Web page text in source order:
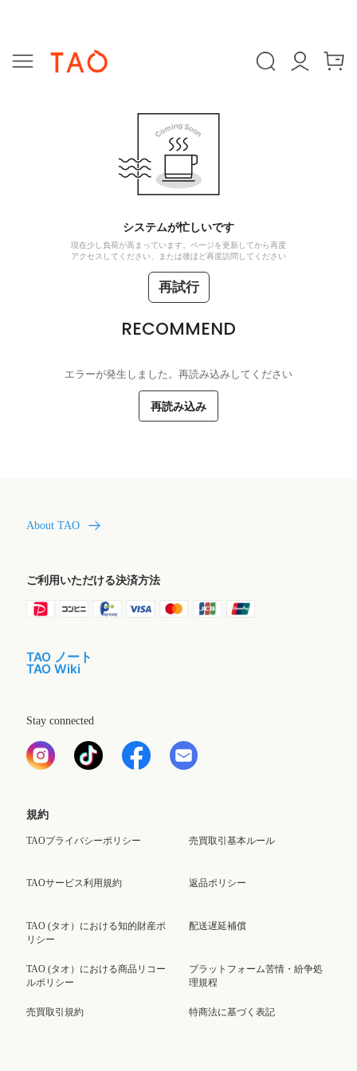
システムが忙しいです
現在少し負荷が高まっています。ページを更新してから再度
アクセスしてください、または後ほど再度訪問してください
再試行
RECOMMEND
エラーが発生しました。再読み込みしてください
再読み込み
About TAO
ご利用いただける決済方法
TAO ノート
TAO Wiki
Stay connected
規約
TAOプライバシーポリシー
TAOサービス利用規約
TAO (タオ）における知的財産ポ
リシー
TAO (タオ）における商品リコー
ルポリシー
売買取引規約
売買取引基本ルール
返品ポリシー
配送遅延補償
プラットフォーム苦情・紛争処
理規程
特商法に基づく表記